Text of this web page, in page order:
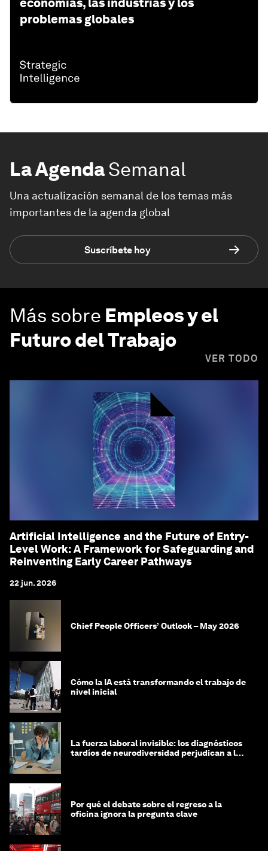
economías, las industrias y los
problemas globales
La AgendaSemanal
Una actualización semanal de los temas más
importantes de la agenda global
Suscríbete hoy
Más sobre Empleos y el
Futuro del Trabajo
VER TODO
Artificial Intelligence and the Future of Entry-
Level Work: A Framework for Safeguarding and
Reinventing Early Career Pathways
22 jun. 2026
Chief People Officers’ Outlook – May 2026
Cómo la IA está transformando el trabajo de
nivel inicial
La fuerza laboral invisible: los diagnósticos
tardíos de neurodiversidad perjudican a las
Por qué el debate sobre el regreso a la
oficina ignora la pregunta clave